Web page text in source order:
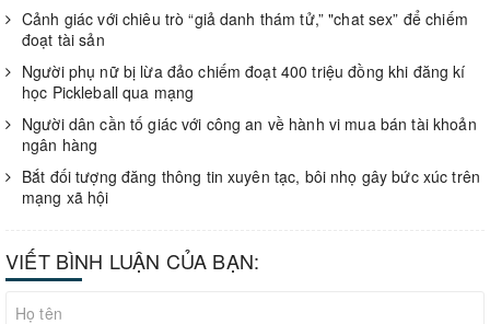
Cảnh giác với chiêu trò “giả danh thám tử,” "chat sex” để chiếm
đoạt tài sản
Người phụ nữ bị lừa đảo chiếm đoạt 400 triệu đồng khi đăng kí
học Pickleball qua mạng
Người dân cần tố giác với công an về hành vi mua bán tài khoản
ngân hàng
Bắt đối tượng đăng thông tin xuyên tạc, bôi nhọ gây bức xúc trên
mạng xã hội
VIẾT BÌNH LUẬN CỦA BẠN: